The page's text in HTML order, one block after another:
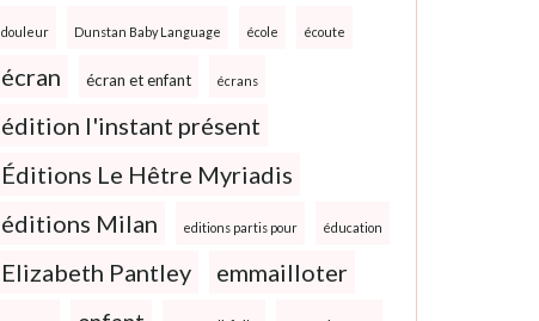
douleur Dunstan Baby Language école écoute
écran écran et enfant écrans
édition l'instant présent
Éditions Le Hêtre Myriadis
éditions Milan
editions partis pour éducation
Elizabeth Pantley emmailloter